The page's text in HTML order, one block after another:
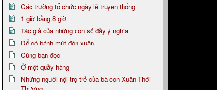
Các trường tổ chức ngày lễ truyền thống
1 giờ bằng 8 giờ
Tác giả của những con số đầy ý nghĩa
Để có bánh mứt đón xuân
Cùng bạn đọc
Ở một quầy hàng
Những người nội trợ trẻ của bà con Xuân Thới